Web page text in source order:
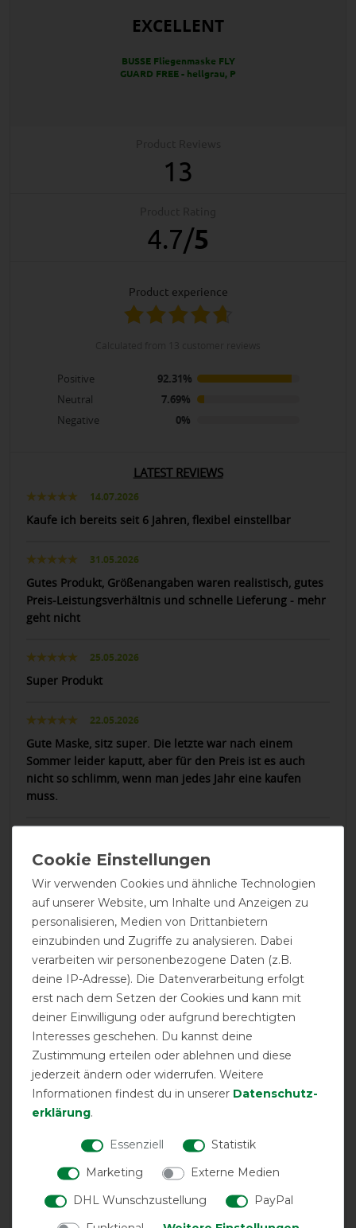
EXCELLENT
BUSSE Fliegenmaske FLY
GUARD FREE - hellgrau, P
13
4.7/5
product experience
Positive
92.31%
Neutral
7.69%
Negative
0%
LATEST REVIEWS
14.07.2026
Kaufe ich bereits seit 6 Jahren, flexibel einstellbar
31.05.2026
Gutes Produkt, Größenangaben waren realistisch, gutes
Preis-Leistungsverhältnis und schnelle Lieferung - mehr
geht nicht
25.05.2026
Super Produkt
22.05.2026
Gute Maske, sitz super. Die letzte war nach einem
Sommer leider kaputt, aber für den Preis ist es auch
nicht so schlimm, wenn man jedes Jahr eine kaufen
muss.
top
16.05.2026
Die optimale Maske für mein Fjordi. Anpassbar im
Genick und ohne Ohren.
09.05.2026
Die Maske ist toll. Meine Pferde tragen sie gern. Nur
leider war bei einer eine Lagerfalte so blöd, dass das
Gewebe immer wieder auf das einzige Auge gedrückt
hat.
03.03.2026
Sehr zufrieden, einen Stern Abzug weil die Maske etwas
29.07.2025
Die Fliegenmaske ist super: kein dickes Polster, perfekt
Wir verwenden Cookies und ähnliche Technologien
auf unserer Website, um Inhalte und Anzeigen zu
personalisieren, Medien von Drittanbietern
einzubinden und Zugriffe zu analysieren. Dabei
verarbeiten wir personenbezogene Daten (z.B.
deine IP-Adresse). Die Datenverarbeitung erfolgt
erst nach dem Setzen der Cookies und kann mit
deiner Einwilligung oder aufgrund berechtigten
Interesses geschehen. Du kannst deine
Zustimmung erteilen oder ablehnen und diese
jederzeit ändern oder widerrufen. Weitere
Informationen findest du in unserer Daten­schutz­
erklärung.
Essenziell
Statistik
Marketing
Externe Medien
DHL Wunschzustellung
PayPal